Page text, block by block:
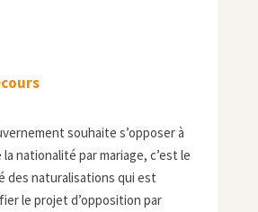
souhaite s’opposer à
la nationalité par mariage, c’est le
des naturalisations qui est
le projet d’opposition par